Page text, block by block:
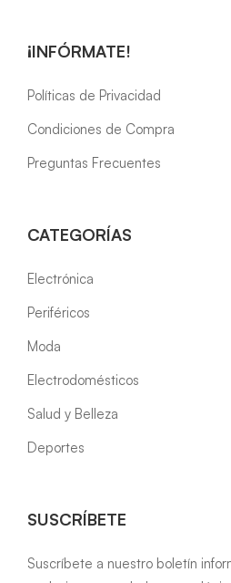
¡INFÓRMATE!
Políticas de Privacidad
Condiciones de Compra
Preguntas Frecuentes
CATEGORÍAS
Electrónica
Periféricos
Moda
Electrodomésticos
Salud y Belleza
Deportes
SUSCRÍBETE
Suscríbete a nuestro boletín